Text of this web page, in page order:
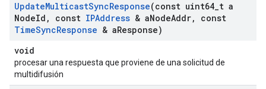
UpdateMulticastSyncResponse(const uint64 t a
NodeId , const IPAddress & aNodeAddr,
const
TimeSyncResponse & aResponse)
void
procesar una respuesta que proviene de una solicitud de
multidifusión